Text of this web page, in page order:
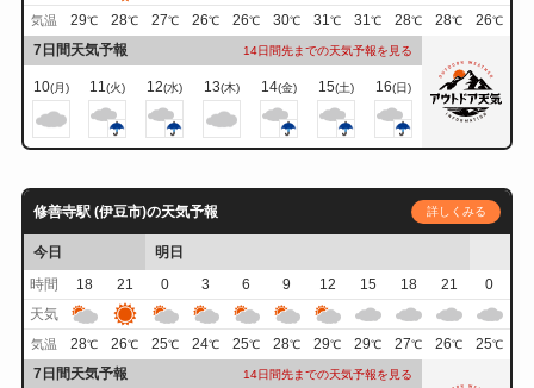
気温 29℃ 28℃ 27℃ 26℃ 26℃ 30℃ 31℃ 31℃ 28℃ 28℃ 26℃
7日間天気予報 14日間先までの天気予報を見る
10(月) 11(火) 12(水) 13(木) 14(金) 15(土) 16(日)
修善寺駅 (伊豆市)の天気予報 詳しくみる
今日
明日
時間
18 21 0 3 6 9 12 15 18 21
0
天気
気温 28℃ 26℃ 25℃ 24℃ 25℃ 28℃ 29℃ 29℃ 27℃ 26℃ 25℃
7日間天気予報 14日間先までの天気予報を見る